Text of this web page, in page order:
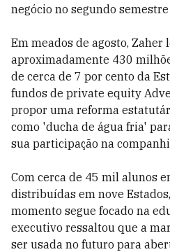
negócio no segundo
Em meados de agosto, Zaher
aproximadamente 430
de cerca de 7 por cento da
fundos de private equity
propor uma reforma
como 'ducha de água fria'
sua participação na
Com cerca de 45 mil alunos
distribuídas em nove
momento segue focado na
executivo ressaltou que a
ser usada no futuro para